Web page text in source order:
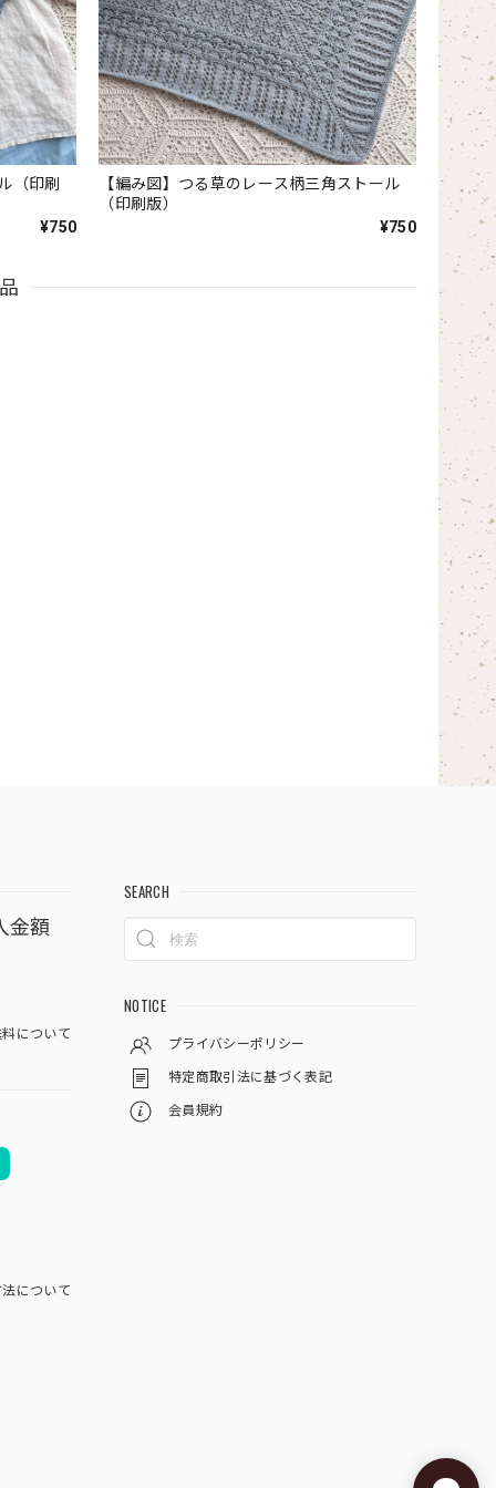
（印刷
¥750
【編み図】つる草のレース柄三角ストール
（印刷版）
¥750
金額
について
について
SEARCH
NOTICE
プライバシーポリシー
特定商取引法に基づく表記
会員規約